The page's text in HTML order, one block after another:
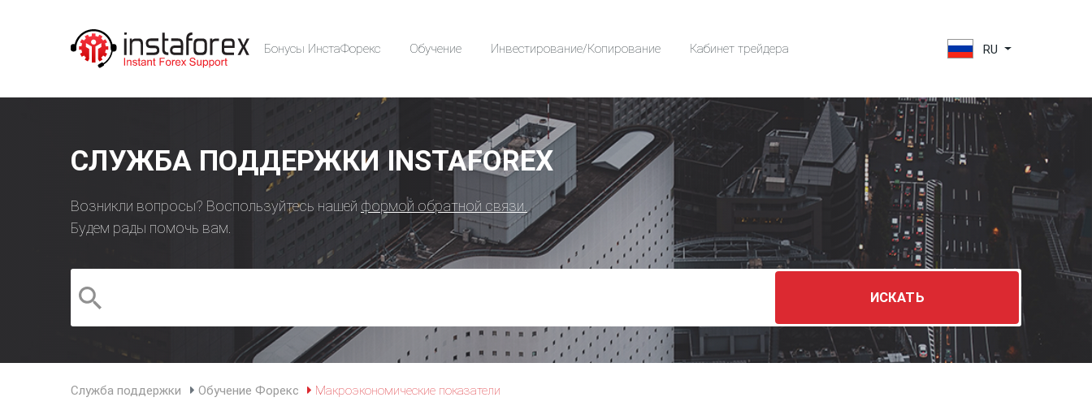
Бонусы ИнстаФорекс Обучение Инвестирование/Копирование Кабинет трейдера RU
СЛУЖБА ПОДДЕРЖКИ INSTAFOREX
Возникли вопросы? Воспользуйтесь нашей формой обратной связи.
Будем рады помочь вам.
ИСКАТЬ
Служба поддержки Обучение Форекс Макроэкономические показатели